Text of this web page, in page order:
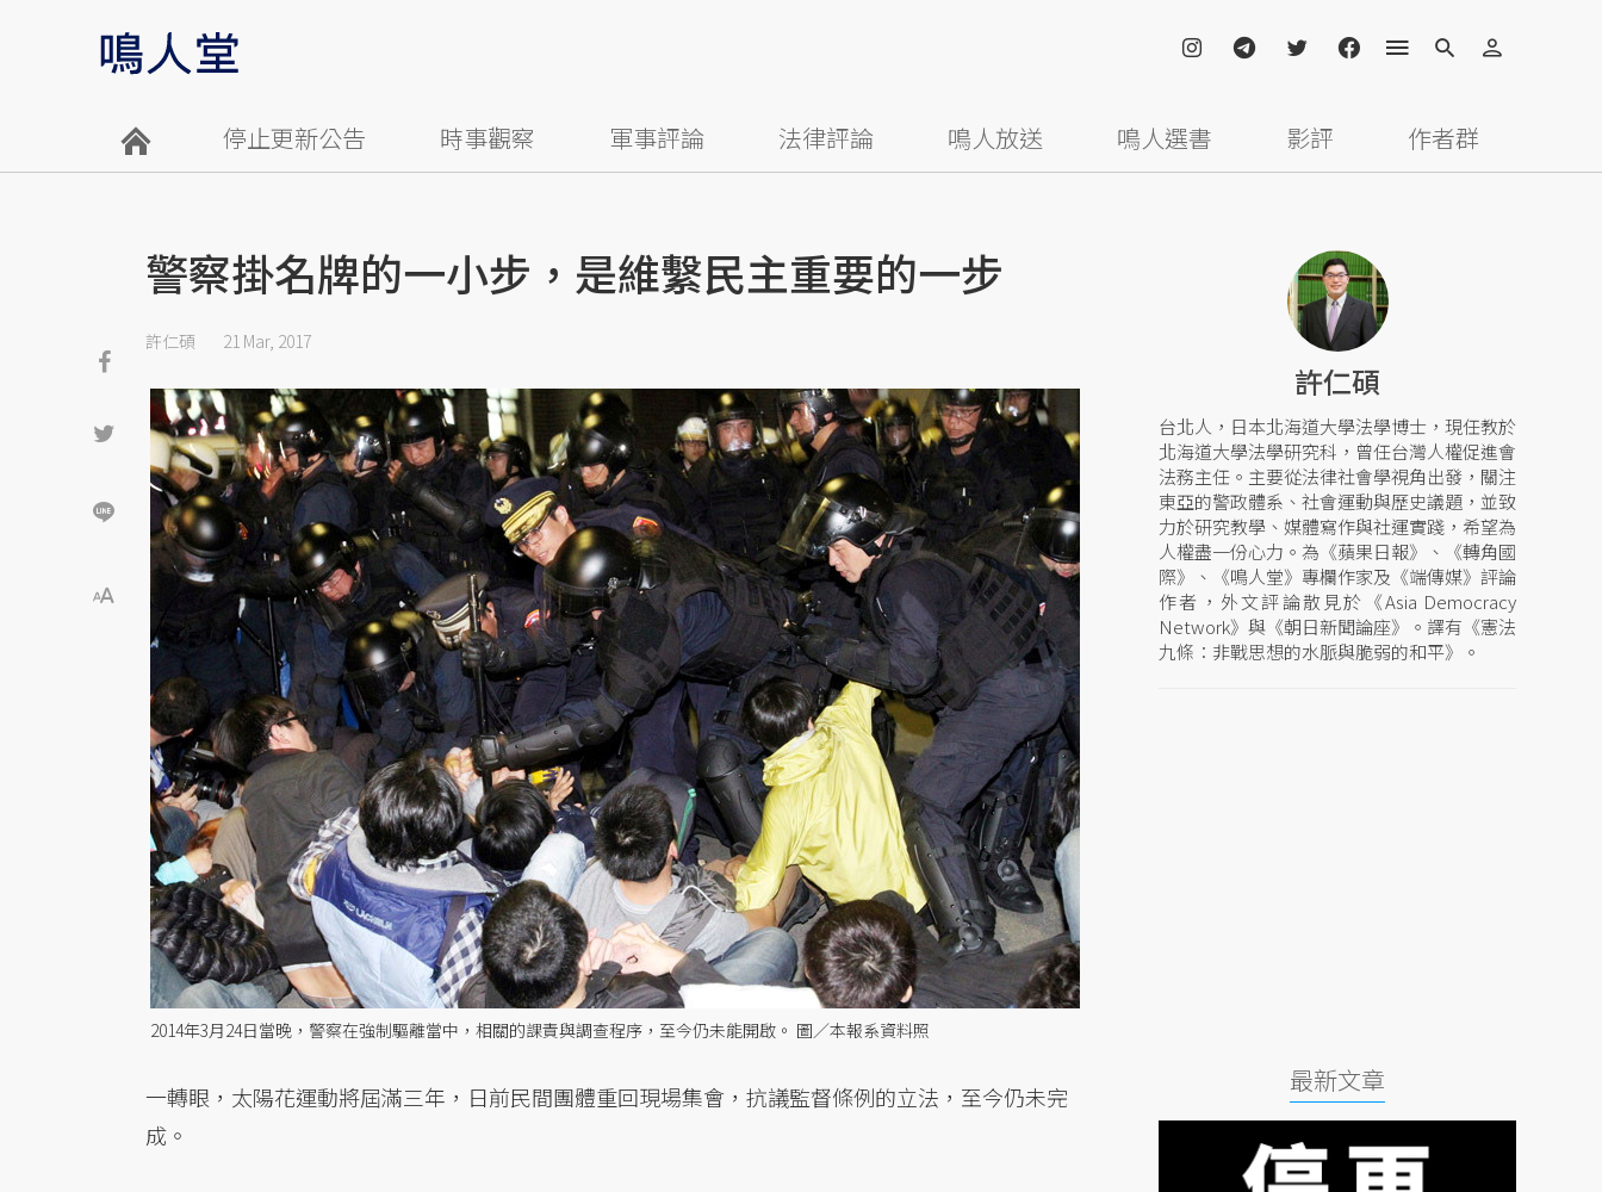
停止更新公告 時事觀察 軍事評論 法律評論 鳴人放送 鳴人選書 影評 作者群
警察掛名牌的一小步，是維繫民主重要的一步
許仁碩 21 Mar, 2017
2014年3月24日當晚，警察在強制驅離當中，相關的課責與調查程序，至今仍未能開啟。 圖／本報系資料照
一轉眼，太陽花運動將屆滿三年，日前民間團體重回現場集會，抗議監督條例的立法，至今仍未完
成。
許仁碩
台北人，日本北海道大學法學博士，現任教於
北海道大學法學研究科，曾任台灣人權促進會
法務主任。主要從法律社會學視角出發，關注
東亞的警政體系、社會運動與歷史議題，並致
力於研究教學、媒體寫作與社運實踐，希望為
人權盡一份心力。為《蘋果日報》、《轉角國
際》、《鳴人堂》專欄作家及《端傳媒》評論
作者，外文評論散見於《Asia Democracy
Network》與《朝日新聞論座》。譯有《憲法
九條：非戰思想的水脈與脆弱的和平》。
最新文章